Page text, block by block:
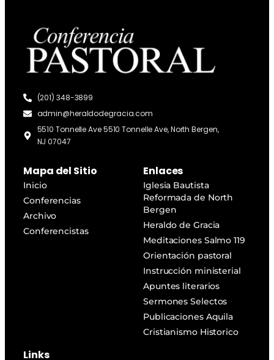
(201) 348-3899
admin@heraldodegracia.com
5510 Tonnelle Ave 5510 Tonnelle Ave, North Bergen,
NJ 07047
Mapa del Sitio
Inicio
Conferencias
Archivo
Conferencistas
Enlaces
Iglesia Bautista
Reformada de North
Bergen
Heraldo de Gracia
Meditaciones Salmo 119
Orientación pastoral
Instrucción ministerial
Apuntes literarios
Sermones Selectos
Publicaciones Aquila
Cristianismo Historico
Links